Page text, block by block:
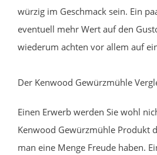
würzig im Geschmack sein. Ein
eventuell mehr Wert auf den
wiederum achten vor allem auf
Der Kenwood Gewürzmühle
Einen Erwerb werden Sie wohl
Kenwood Gewürzmühle Produkt
man eine Menge Freude haben.